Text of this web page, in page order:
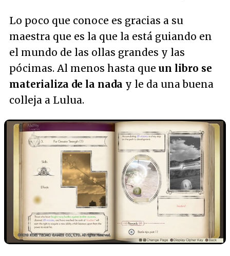
Lo poco que conoce es gracias a su
maestra que es la que la está guiando en
el mundo de las ollas grandes y las
pócimas. Al menos hasta que un libro se
materializa de la nada y le da una buena
colleja a Lulua.